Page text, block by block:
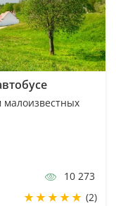
малоизвестных
10 273
(2)